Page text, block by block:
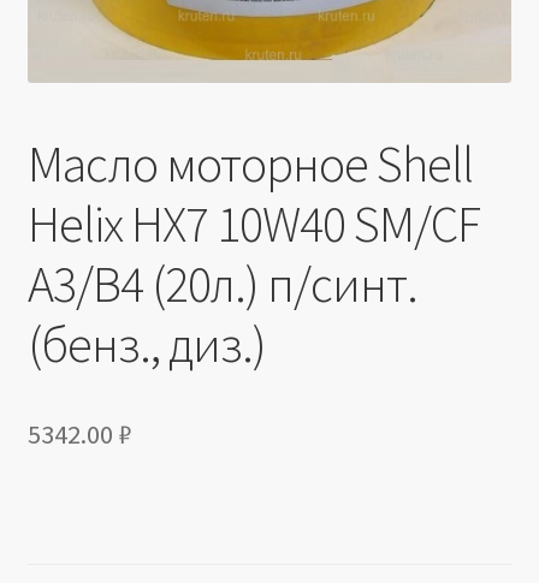
Масло моторное Shell
Helix HX7 10W40 SM/CF
A3/B4 (20л.) п/синт.
(бенз., диз.)
5342.00 ₽